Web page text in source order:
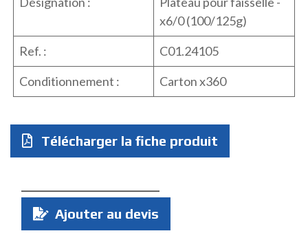
x6/0 (100/125g)
Ref. :
C01.24105
Conditionnement :
Carton x360
Télécharger la fiche produit
Quantité
Ajouter au devis